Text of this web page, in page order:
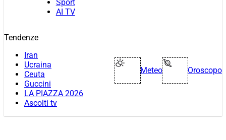
Sport
AI TV
Tendenze
Iran
Ucraina
Ceuta
Guccini
LA PIAZZA 2026
Ascolti tv
Meteo Oroscopo